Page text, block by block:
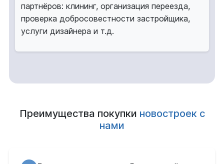
партнёров: клининг, организация переезда,
проверка добросовестности застройщика,
услуги дизайнера и т.д.
Преимущества покупки новостроек с
нами